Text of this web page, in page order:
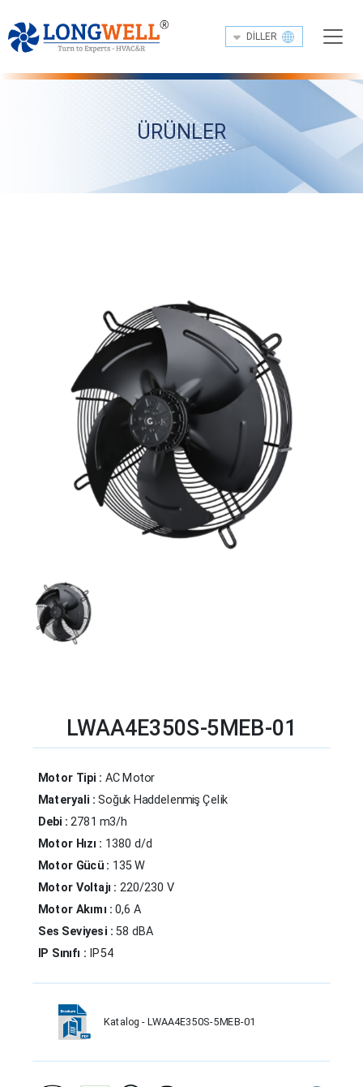
DILLER
ÜRÜNLER
LWAA4E350S-5MEB-01
Motor Tipi : AC Motor
Materyali :Soğuk Haddelenmiş Çelik
Debi : 2781 m3/h
Motor Hızı : 1380 d/d
Motor Gücü : 135 W
Motor Voltajı : 220/230 V
Motor Akımı :0,6 A
Ses Seviyesi :58 dBA
IP Sınıfı : IP54
Katalog - LWAA4E350S-5MEB-01